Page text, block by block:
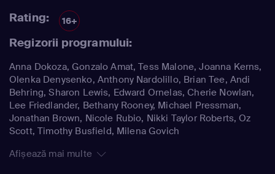
Rating: 16+
Regizorii programului:
Anna Dokoza, Gonzalo Amat, Tess Malone, Joanna Kerns,
Olenka Denysenko, Anthony Nardolillo, Brian Tee, Andi
Behring, Sharon Lewis, Edward Ornelas, Cherie Nowlan,
Lee Friedlander, Bethany Rooney, Michael Pressman,
Jonathan Brown, Nicole Rubio, Nikki Taylor Roberts, Oz
Scott, Timothy Busfield, Milena Govich
Afișează mai multe